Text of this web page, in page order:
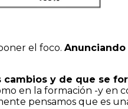
el foco. Anunciando
y de que se
en la formación -y en
pensamos que es